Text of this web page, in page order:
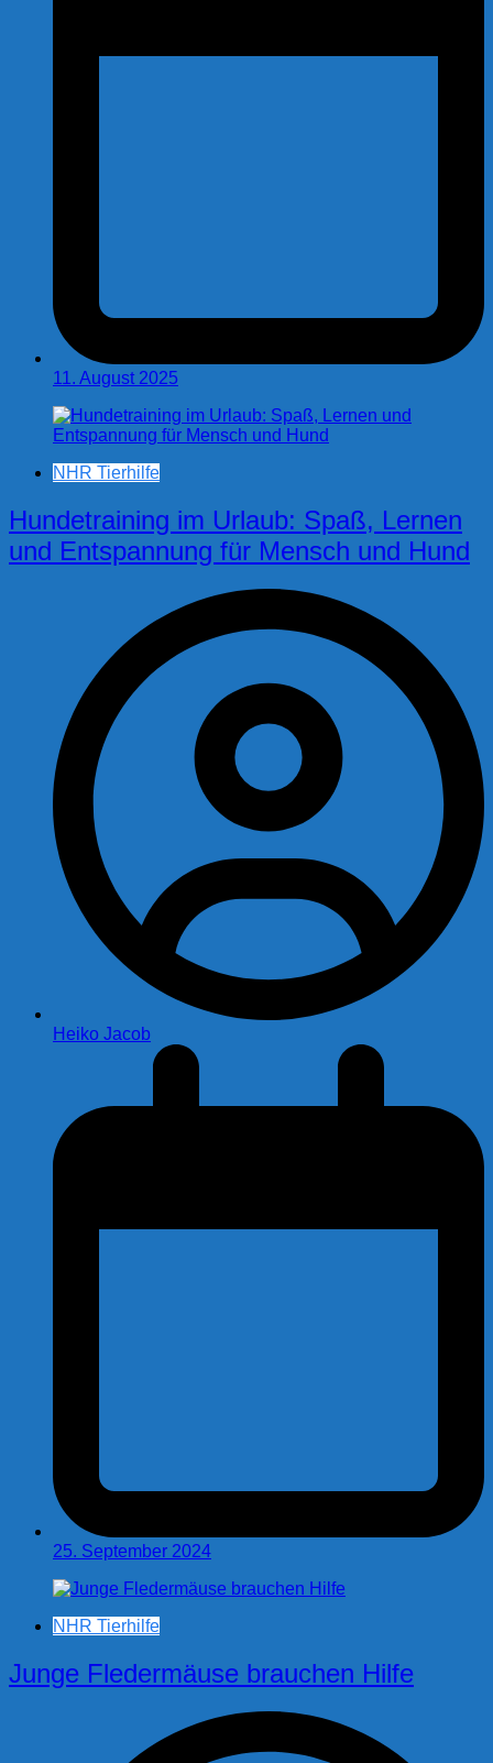
11. August 2025
NHR Tierhilfe
Hundetraining im Urlaub: Spaß, Lernen
und Entspannung für Mensch und Hund
Heiko Jacob
25. September 2024
NHR Tierhilfe
Junge Fledermäuse brauchen Hilfe